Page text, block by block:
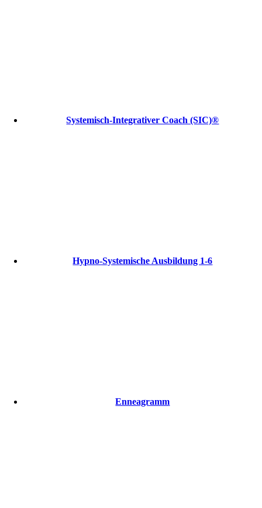
Systemisch-Integrativer Coach (SIC)®
Hypno-Systemische Ausbildung 1-6
Enneagramm